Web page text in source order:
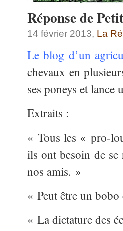
Réponse de
14 février 2013, La
Le blog d’un
chevaux en
ses poneys et lance
Extraits :
« Tous les « pro-
ils ont besoin de se
nos amis. »
« Peut être un bobo
« La dictature des